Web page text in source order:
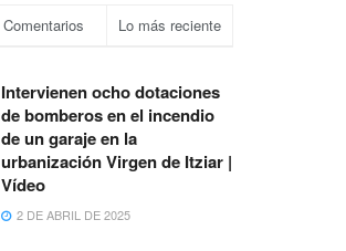
Comentarios Lo más reciente
Intervienen ocho dotaciones
de bomberos en el incendio
de un garaje en la
urbanización Virgen de Itziar |
Vídeo
2 DE ABRIL DE 2025